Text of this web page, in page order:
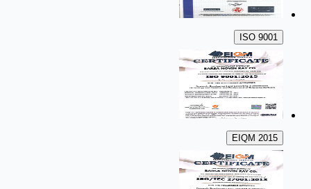
ISO 9001
EIQM 2015